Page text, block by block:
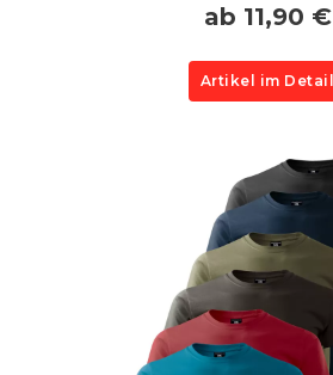
ab 11,90 €
Artikel im Detail